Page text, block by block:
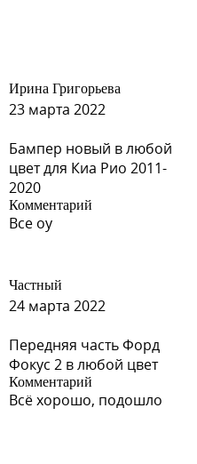
Ирина Григорьева
23 марта 2022
Бампер новый в любой
цвет для Киа Рио 2011-
2020
Комментарий
Все оу
Частный
24 марта 2022
Передняя часть Форд
Фокус 2 в любой цвет
Комментарий
Всё хорошо, подошло